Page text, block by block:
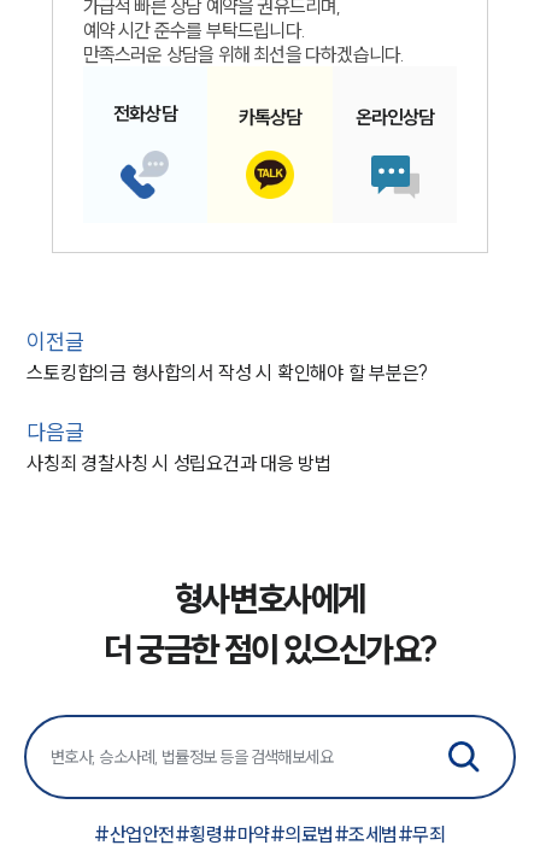
가급적 빠른 상담 예약을 권유드리며,
예약 시간 준수를 부탁드립니다.
만족스러운 상담을 위해 최선을 다하겠습니다.
전화상담 카톡상담 온라인상담
이전글
스토킹합의금 형사합의서 작성 시 확인해야 할 부분은?
다음글
사칭죄 경찰사칭 시 성립요건과 대응 방법
형사변호사에게
더 궁금한 점이 있으신가요?
#산업안전#횡령#마약#의료법#조세범#무죄